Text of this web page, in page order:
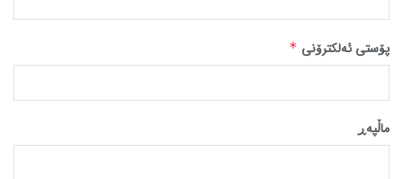
پۆستی ئەلکترۆنی *
ماڵپه‌ڕ